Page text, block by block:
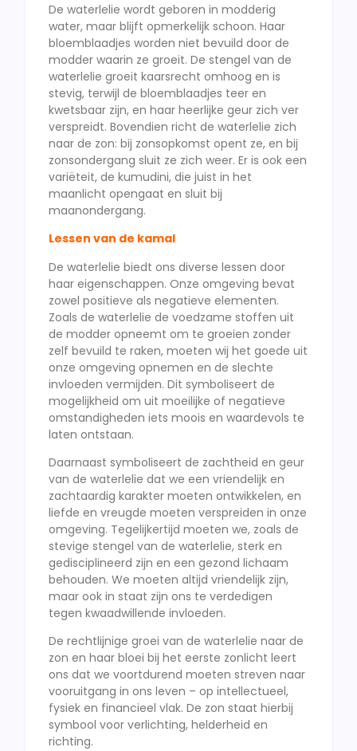
De waterlelie wordt geboren in modderig
water, maar blijft opmerkelijk schoon. Haar
bloemblaadjes worden niet bevuild door de
modder waarin ze groeit. De stengel van de
waterlelie groeit kaarsrecht omhoog en is
stevig, terwijl de bloemblaadjes teer en
kwetsbaar zijn, en haar heerlijke geur zich ver
verspreidt. Bovendien richt de waterlelie zich
naar de zon: bij zonsopkomst opent ze, en bij
zonsondergang sluit ze zich weer. Er is ook een
variëteit, de kumudini, die juist in het
maanlicht opengaat en sluit bij
maanondergang.
Lessen van de kamal
De waterlelie biedt ons diverse lessen door
haar eigenschappen. Onze omgeving bevat
zowel positieve als negatieve elementen.
Zoals de waterlelie de voedzame stoffen uit
de modder opneemt om te groeien zonder
zelf bevuild te raken, moeten wij het goede uit
onze omgeving opnemen en de slechte
invloeden vermijden. Dit symboliseert de
mogelijkheid om uit moeilijke of negatieve
omstandigheden iets moois en waardevols te
laten ontstaan.
Daarnaast symboliseert de zachtheid en geur
van de waterlelie dat we een vriendelijk en
zachtaardig karakter moeten ontwikkelen, en
liefde en vreugde moeten verspreiden in onze
omgeving. Tegelijkertijd moeten we, zoals de
stevige stengel van de waterlelie, sterk en
gedisciplineerd zijn en een gezond lichaam
behouden. We moeten altijd vriendelijk zijn,
maar ook in staat zijn ons te verdedigen
tegen kwaadwillende invloeden.
De rechtlijnige groei van de waterlelie naar de
zon en haar bloei bij het eerste zonlicht leert
ons dat we voortdurend moeten streven naar
vooruitgang in ons leven – op intellectueel,
fysiek en financieel vlak. De zon staat hierbij
symbool voor verlichting, helderheid en
richting.